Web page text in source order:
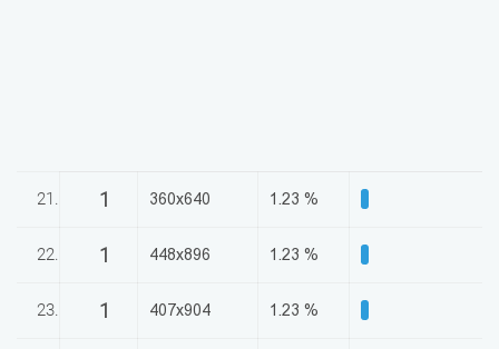
21. 1 360x640 1.23 %
22. 1 448x896 1.23 %
23. 1 407x904 1.23 %